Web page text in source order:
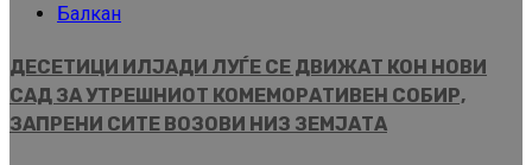
Балкан
ДЕСЕТИЦИ ИЛЈАДИ ЛУЃЕ СЕ ДВИЖАТ КОН НОВИ
САД ЗА УТРЕШНИОТ КОМЕМОРАТИВЕН СОБИР,
ЗАПРЕНИ СИТЕ ВОЗОВИ НИЗ ЗЕМЈАТА